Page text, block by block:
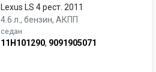
Lexus LS 4 рест. 2011
4.6 л., бензин, АКПП
седан
11H101290, 9091905071